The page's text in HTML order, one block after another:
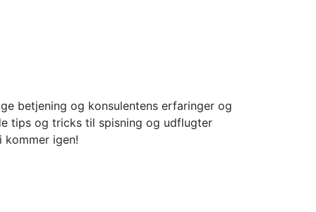
betjening og konsulentens erfaringer og
tips og tricks til spisning og udflugter
kommer igen!